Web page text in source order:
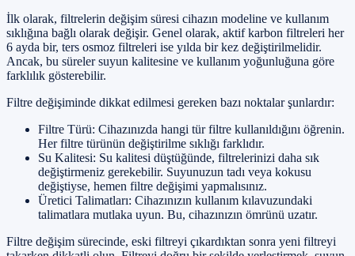
İlk olarak, filtrelerin değişim süresi cihazın modeline ve kullanım
sıklığına bağlı olarak değişir. Genel olarak, aktif karbon filtreleri her
6 ayda bir, ters osmoz filtreleri ise yılda bir kez değiştirilmelidir.
Ancak, bu süreler suyun kalitesine ve kullanım yoğunluğuna göre
farklılık gösterebilir.
Filtre değişiminde dikkat edilmesi gereken bazı noktalar şunlardır:
Filtre Türü: Cihazınızda hangi tür filtre kullanıldığını öğrenin.
Her filtre türünün değiştirilme sıklığı farklıdır.
Su Kalitesi: Su kalitesi düştüğünde, filtrelerinizi daha sık
değiştirmeniz gerekebilir. Suyunuzun tadı veya kokusu
değiştiyse, hemen filtre değişimi yapmalısınız.
Üretici Talimatları: Cihazınızın kullanım kılavuzundaki
talimatlara mutlaka uyun. Bu, cihazınızın ömrünü uzatır.
Filtre değişim sürecinde, eski filtreyi çıkardıktan sonra yeni filtreyi